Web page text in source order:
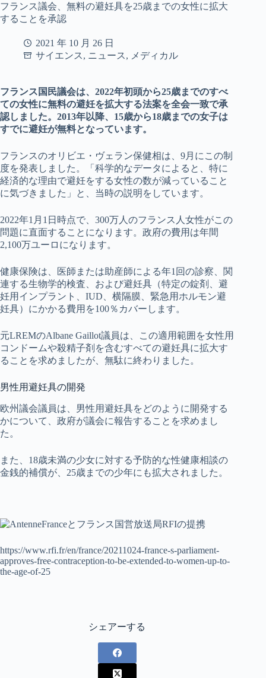
フランス議会、無料の避妊具を25歳までの女性に拡大
することを承認
2021 年 10 月 26 日
サイエンス , ニュース , メディカル
フランス国民議会は、2022年初頭から25歳までのすべ
ての女性に無料の避妊を拡大する法案を全会一致で承
認しました。2013年以降、15歳から18歳までの女子は
すでに避妊が無料となっています。
フランスのオリビエ・ヴェラン保健相は、9月にこの制
度を発表しました。「科学的なデータによると、特に
経済的な理由で避妊をする女性の数が減っていること
に気づきました」と、当時の説明をしています。
2022年1月1日時点で、300万人のフランス人女性がこの
問題に直面することになります。政府の費用は年間
2,100万ユーロになります。
健康保険は、医師または助産師による年1回の診察、関
連する生物学的検査、および避妊具（特定の錠剤、避
妊用インプラント、IUD、横隔膜、緊急用ホルモン避
妊具）にかかる費用を100％カバーします。
元LREMのAlbane Gaillot議員は、この適用範囲を女性用
コンドームや殺精子剤を含むすべての避妊具に拡大す
ることを求めましたが、無駄に終わりました。
男性用避妊具の開発
欧州議会議員は、男性用避妊具をどのように開発する
かについて、政府が議会に報告することを求めまし
た。
また、18歳未満の少女に対する予防的な性健康相談の
金銭的補償が、25歳までの少年にも拡大されました。
https://www.rfi.fr/en/france/20211024-france-s-parliament-
approves-free-contraception-to-be-extended-to-women-up-to-
the-age-of-25
シェアーする